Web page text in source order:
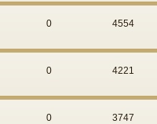
0 4554
0 4221
0 3747